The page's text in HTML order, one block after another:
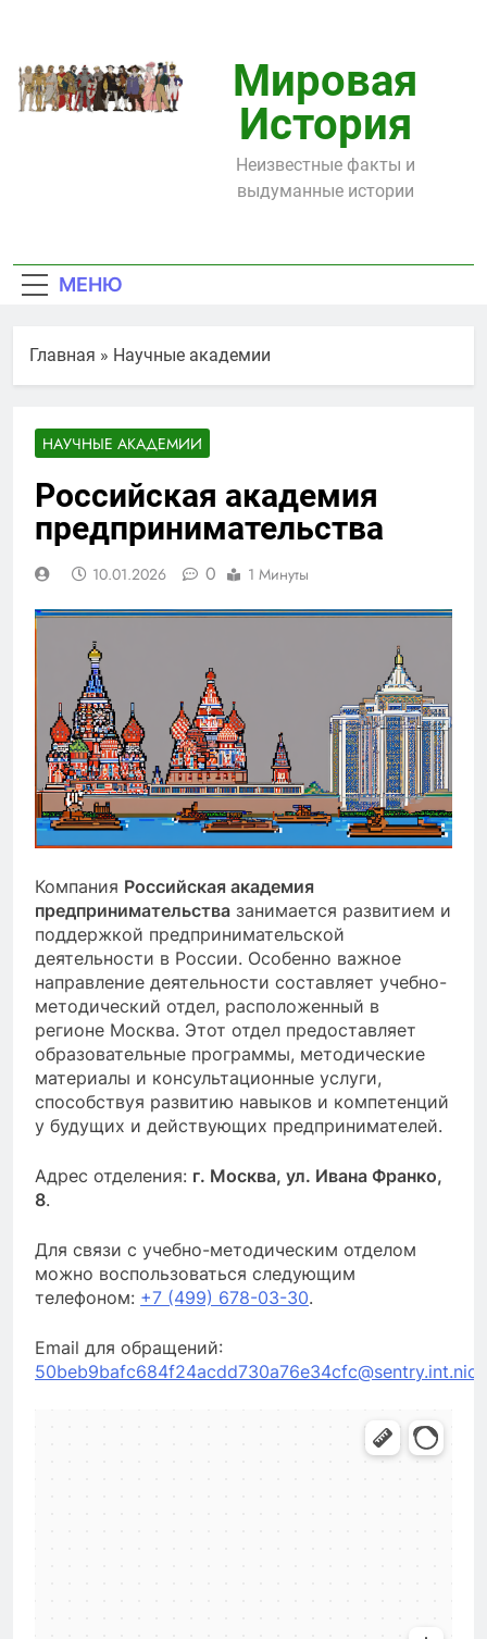
содержимому
Мировая
История
Неизвестные факты и
выдуманные истории
МЕНЮ
Главная » Научные академии
НАУЧНЫЕ АКАДЕМИИ
Российская академия
предпринимательства
10.01.2026 0 1 Минуты
Компания Российская академия
предпринимательства занимается развитием и
поддержкой предпринимательской
деятельности в России. Особенно важное
направление деятельности составляет учебно-
методический отдел, расположенный в
регионе Москва. Этот отдел предоставляет
образовательные программы, методические
материалы и консультационные услуги,
способствуя развитию навыков и компетенций
у будущих и действующих предпринимателей.
Адрес отделения: г. Москва, ул. Ивана Франко,
8.
Для связи с учебно-методическим отделом
можно воспользоваться следующим
телефоном: +7 (499) 678-03-30.
Email для обращений: